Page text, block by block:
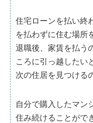
住宅ローンを払い終
を払わずに住む場所
退職後、家賃を払う
ころに引っ越したい
次の住居を見つける
自分で購入したマン
住み続けることがで